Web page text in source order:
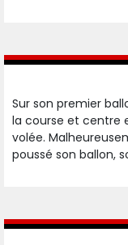
Sur son premier
la course et centre
volée.
poussé son ballon,